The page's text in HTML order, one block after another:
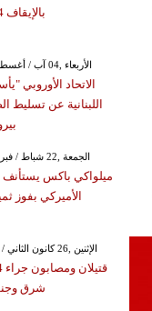
بالإيقاف 4 مباريات
GMT 20:53 2021 الأربعاء ,04 آب / أغسطس
الاتحاد الأوروبي
اللبنانية عن تسليط
GMT 12:19 2019 الجمعة ,22 شباط / فبراير
ميلواكي باكس
الأميركي بفوز
GMT 07:34 2026 الإثنين ,26 كانون الثاني / يناير
شرق